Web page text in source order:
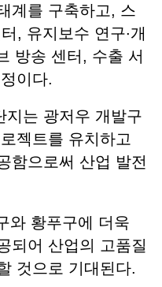
계를 구축하고, 스
, 유지보수 연구·개
방송 센터, 수출 서
이다.
지는 광저우 개발구
젝트를 유치하고
함으로써 산업 발전
와 황푸구에 더욱
되어 산업의 고품질
것으로 기대된다.